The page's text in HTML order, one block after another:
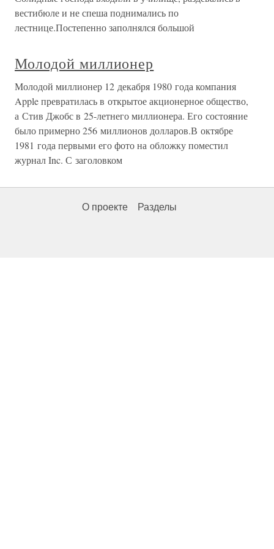
вестибюле и не спеша поднимались по
лестнице.Постепенно заполнялся большой
Молодой миллионер
Молодой миллионер 12 декабря 1980 года компания
Apple превратилась в открытое акционерное общество,
а Стив Джобс в 25-летнего миллионера. Его состояние
было примерно 256 миллионов долларов.В октябре
1981 года первыми его фото на обложку поместил
журнал Inc. С заголовком
О проекте Разделы